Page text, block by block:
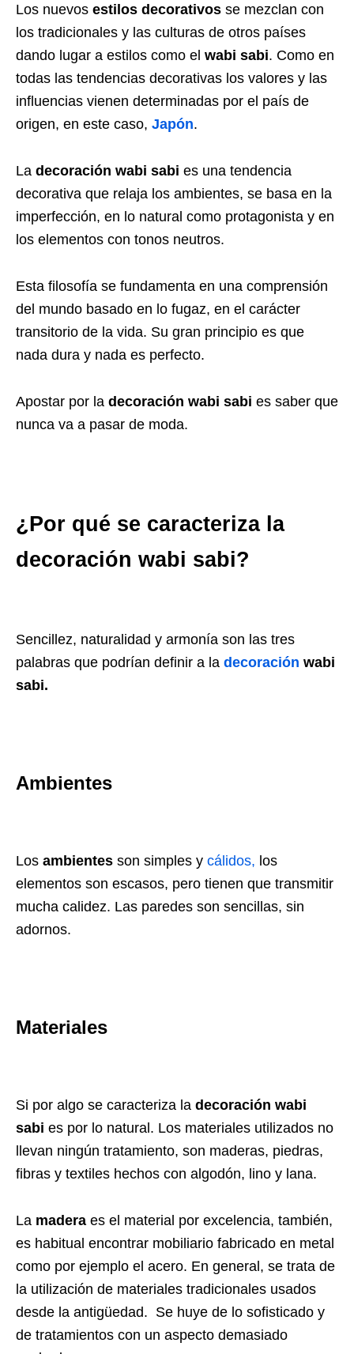
Los nuevos estilos decorativos se mezclan con
los tradicionales y las culturas de otros países
dando lugar a estilos como el wabi sabi. Como en
todas las tendencias decorativas los valores y las
influencias vienen determinadas por el país de
origen, en este caso, Japón.
La decoración wabi sabi es una tendencia
decorativa que relaja los ambientes, se basa en la
imperfección, en lo natural como protagonista y en
los elementos con tonos neutros.
Esta filosofía se fundamenta en una comprensión
del mundo basado en lo fugaz, en el carácter
transitorio de la vida. Su gran principio es que
nada dura y nada es perfecto.
Apostar por la decoración wabi sabi es saber que
nunca va a pasar de moda.
¿Por qué se caracteriza la
decoración wabi sabi?
Sencillez, naturalidad y armonía son las tres
palabras que podrían definir a la decoración wabi
sabi.
Ambientes
Los ambientes son simples y cálidos, los
elementos son escasos, pero tienen que transmitir
mucha calidez. Las paredes son sencillas, sin
adornos.
Materiales
Si por algo se caracteriza la decoración wabi
sabi es por lo natural. Los materiales utilizados no
llevan ningún tratamiento, son maderas, piedras,
fibras y textiles hechos con algodón, lino y lana.
La madera es el material por excelencia, también,
es habitual encontrar mobiliario fabricado en metal
como por ejemplo el acero. En general, se trata de
la utilización de materiales tradicionales usados
desde la antigüedad. Se huye de lo sofisticado y
de tratamientos con un aspecto demasiado